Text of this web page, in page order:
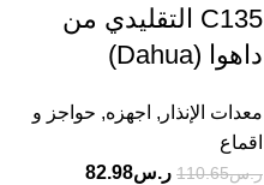
C135 التقليدي من
داهوا (Dahua)
معدات الإنذار , اجهزه, حواجز و
اقماع
ر.س110.65 ر.س82.98